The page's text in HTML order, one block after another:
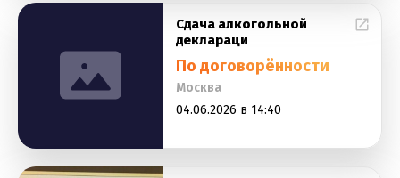
Сдача алкогольной
деклараци
По договорённости
Москва
04.06.2026 в 14:40